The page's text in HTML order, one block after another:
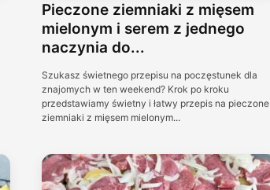
Pieczone ziemniaki z mięsem
mielonym i serem z jednego
naczynia do...
Szukasz świetnego przepisu na poczęstunek dla
znajomych w ten weekend? Krok po kroku
przedstawiamy świetny i łatwy przepis na pieczone
ziemniaki z mięsem mielonym...